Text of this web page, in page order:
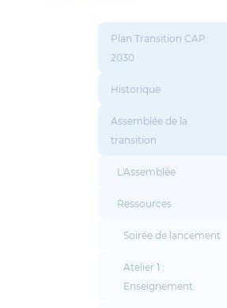
Plan Transition CAP
2030
Historique
Assemblée de la
transition
L'Assemblée
Ressources
Soirée de lancement
Atelier 1 :
Enseignement